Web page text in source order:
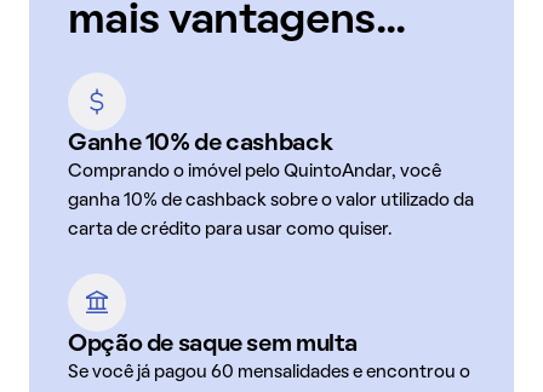
mais vantagens...
Ganhe 10% de cashback
Comprando o imóvel pelo QuintoAndar, você
ganha 10% de cashback sobre o valor utilizado da
carta de crédito para usar como quiser.
Opção de saque sem multa
Se você já pagou 60 mensalidades e encontrou o